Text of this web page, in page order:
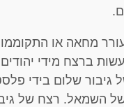
מחאה או
ברצח מידי
גיבור שלום בידי
השמאל. רצח של